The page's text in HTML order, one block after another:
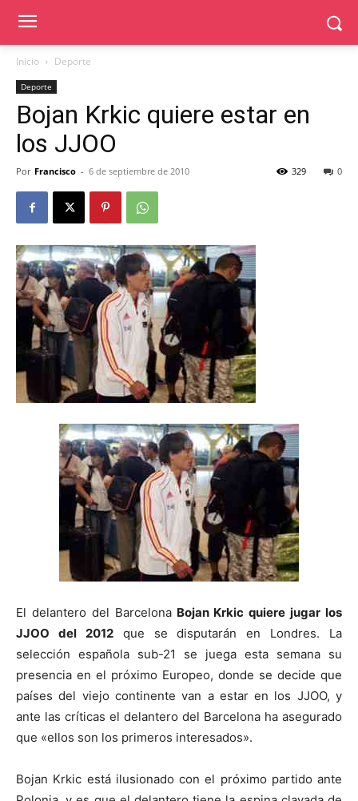
Inicio Deporte
Deporte
Bojan Krkic quiere estar en
los JJOO
Por Francisco - 6 de septiembre de 2010 0
329
El delantero del BarcelonaBojan Krkic quiere jugar los
JJOO del 2012que se disputarán en Londres. La
selección española sub-21 se juega esta semana su
presencia en el próximo Europeo, donde se decide que
países del viejo continente van a estar en los JJOO, y
ante las críticas el delantero del Barcelona ha asegurado
que «ellos son los primeros interesados».
Bojan Krkic está ilusionado con el próximo partido ante